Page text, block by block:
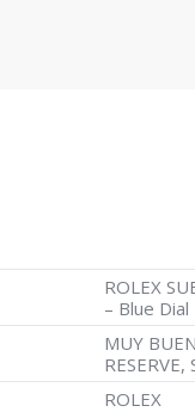
ROLEX
– Blue Dial
MUY
ROLEX